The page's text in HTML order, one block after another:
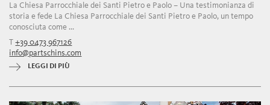
La Chiesa Parrocchiale dei Santi Pietro e Paolo – Una testimonianza di
storia e fede La Chiesa Parrocchiale dei Santi Pietro e Paolo, un tempo
conosciuta come ...
T+39 0473 967126
info@partschins.com
LEGGI DI PIÙ